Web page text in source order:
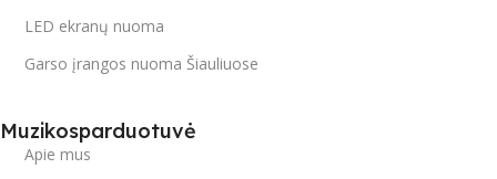
LED ekranų nuoma
Garso įrangos nuoma Šiauliuose
Muzikosparduotuvė
Apie mus